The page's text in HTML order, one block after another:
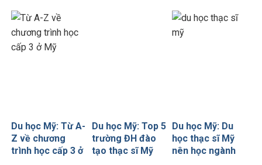
cho giấc mơ Mỹ
Du học Mỹ: Từ A-
Z về chương
trình học cấp 3 ở
Du học Mỹ: Top 5
trường ĐH đào
tạo thạc sĩ Mỹ
Du học Mỹ: Du
học thạc sĩ Mỹ
nên học ngành